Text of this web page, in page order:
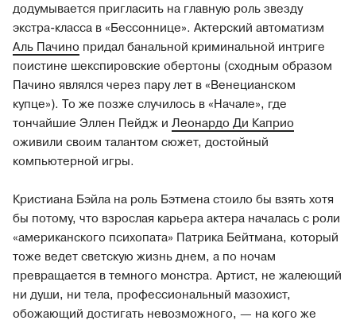
додумывается пригласить на главную роль звезду
экстра-класса в «Бессоннице». Актерский автоматизм
Аль Пачино придал банальной криминальной интриге
поистине шекспировские обертоны (сходным образом
Пачино являлся через пару лет в «Венецианском
купце»). То же позже случилось в «Начале», где
тончайшие Эллен Пейдж и Леонардо Ди Каприо
оживили своим талантом сюжет, достойный
компьютерной игры.
Кристиана Бэйла на роль Бэтмена стоило бы взять хотя
бы потому, что взрослая карьера актера началась с роли
«американского психопата» Патрика Бейтмана, который
тоже ведет светскую жизнь днем, а по ночам
превращается в темного монстра. Артист, не жалеющий
ни души, ни тела, профессиональный мазохист,
обожающий достигать невозможного, — на кого же